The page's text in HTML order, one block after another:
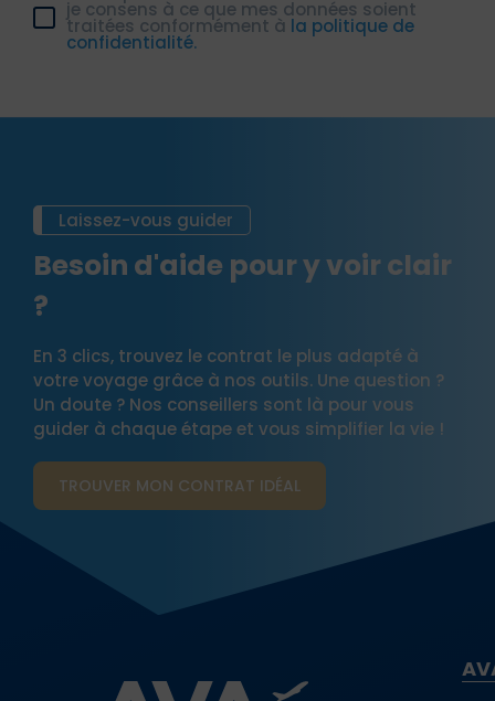
je consens à ce que mes données soient
traitées conformément à la politique de
confidentialité.
Laissez-vous guider
Besoin d'aide pour y voir clair
?
En 3 clics, trouvez le contrat le plus adapté à
votre voyage grâce à nos outils. Une question ?
Un doute ? Nos conseillers sont là pour vous
guider à chaque étape et vous simplifier la vie !
TROUVER MON CONTRAT​ IDÉAL